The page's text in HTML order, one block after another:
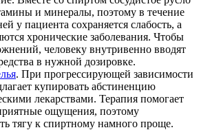
и минералы, поэтому в течение
у пациента сохраняется слабость, а
хронические заболевания. Чтобы
человеку внутривенно вводят
в нужной дозировке.
. При прогрессирующей зависимости
купировать абстиненцию
лекарствами. Терапия помогает
ощущения, поэтому
тягу к спиртному намного проще.